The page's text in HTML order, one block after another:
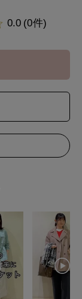
0.0 (0件)